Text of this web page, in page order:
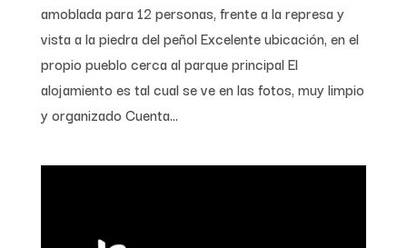
amoblada para 12 personas, frente a la represa y
vista a la piedra del peñol Excelente ubicación, en el
propio pueblo cerca al parque principal El
alojamiento es tal cual se ve en las fotos, muy limpio
y organizado Cuenta...